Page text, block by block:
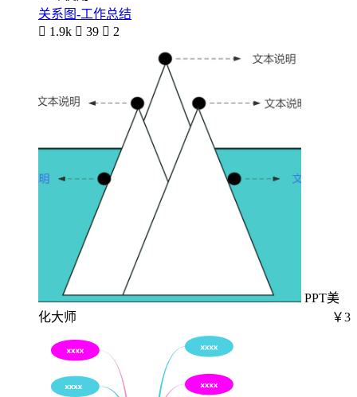
关系图-工作总结
 1.9k  39  2
PPT美
化大师
￥3